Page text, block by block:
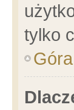
tylko
Góra